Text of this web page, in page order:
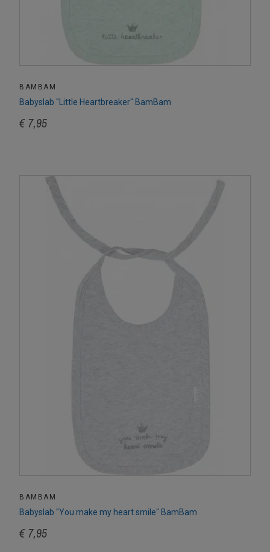
BAMBAM
Babyslab "Little Heartbreaker" BamBam
€ 7,95
BAMBAM
Babyslab "You make my heart smile" BamBam
€ 7,95